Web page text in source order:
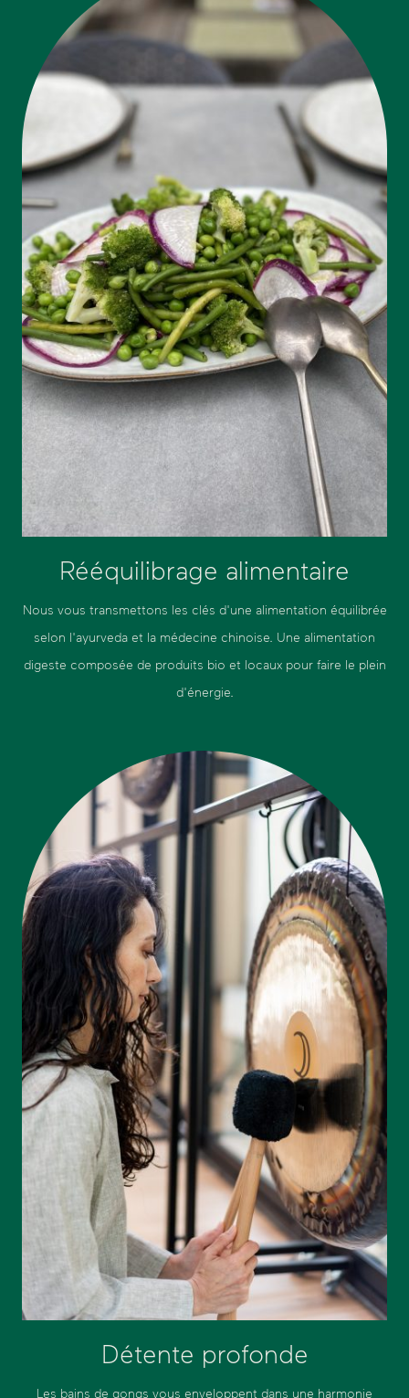
Rééquilibrage alimentaire
Nous vous transmettons les clés d'une alimentation équilibrée
selon l'ayurveda et la médecine chinoise. Une alimentation
digeste composée de produits bio et locaux pour faire le plein
d'énergie.
Détente profonde
Les bains de gongs vous enveloppent dans une harmonie